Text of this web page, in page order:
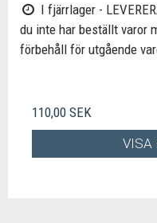
I fjärrlager -
du inte har beställt varor
förbehåll för utgående
110,00 SEK
VISA